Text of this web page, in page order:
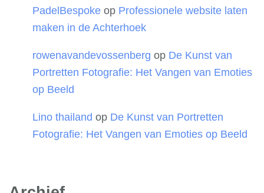
PadelBespoke op Professionele website laten
maken in de Achterhoek
rowenavandevossenberg op De Kunst van
Portretten Fotografie: Het Vangen van Emoties
op Beeld
Lino thailand op De Kunst van Portretten
Fotografie: Het Vangen van Emoties op Beeld